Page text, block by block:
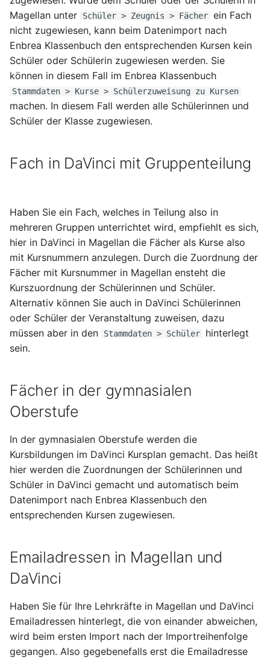
Magellan unter
Schüler > Zeugnis > Fächer ein Fach
nicht zugewiesen, kann beim Datenimport nach
Enbrea Klassenbuch den entsprechenden Kursen kein
Schüler oder Schülerin zugewiesen werden. Sie
können in diesem Fall im Enbrea Klassenbuch
Stammdaten > Kurse > Schülerzuweisung zu Kursen
machen. In diesem Fall werden alle Schülerinnen und
Schüler der Klasse zugewiesen.
Fach in DaVinci mit Gruppenteilung
Haben Sie ein Fach, welches in Teilung also in
mehreren Gruppen unterrichtet wird, empfiehlt es sich,
hier in DaVinci in Magellan die Fächer als Kurse also
mit Kursnummern anzulegen. Durch die Zuordnung der
Fächer mit Kursnummer in Magellan ensteht die
Kurszuordnung der Schülerinnen und Schüler.
Alternativ können Sie auch in DaVinci Schülerinnen
oder Schüler der Veranstaltung zuweisen, dazu
müssen aber in den
Stammdaten > Schüler
hinterlegt
sein.
Fächer in der gymnasialen
Oberstufe
In der gymnasialen Oberstufe werden die
Kursbildungen im DaVinci Kursplan gemacht. Das heißt
hier werden die Zuordnungen der Schülerinnen und
Schüler in DaVinci gemacht und automatisch beim
Datenimport nach Enbrea Klassenbuch den
entsprechenden Kursen zugewiesen.
Emailadressen in Magellan und
DaVinci
Haben Sie für Ihre Lehrkräfte in Magellan und DaVinci
Emailadressen hinterlegt, die von einander abweichen,
wird beim ersten Import nach der Importreihenfolge
gegangen. Also gegebenefalls erst die Emailadresse